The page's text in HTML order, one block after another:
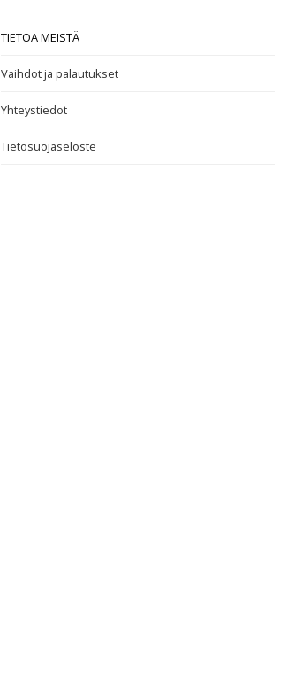
TIETOA MEISTÄ
Vaihdot ja palautukset
Yhteystiedot
Tietosuojaseloste